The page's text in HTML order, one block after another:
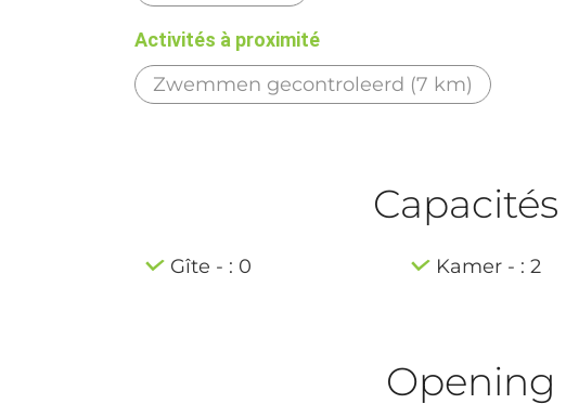
Activités à proximité
Zwemmen gecontroleerd (7 km)
Gîte - : 0 Kamer - : 2
Opening